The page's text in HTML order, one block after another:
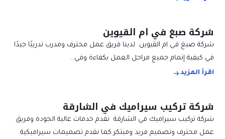
شركة صبغ في ام القيوين
شركة صبغ في ام القيوين لدينا فريق عمل محترف ومدرب تدريبًا جيدًا
في كيفية إتمام جميع مراحل العمل بكفاءة وفي…
اقرأ المزيد
شركة تركيب سيراميك في الشارقة
شركة تركيب سيراميك في الشارقة نقدم خدمات عالية الجودة وفريق
عمل محترف وتصميم فريد ومبتكر كما نقدم تصميمات سيراميكية